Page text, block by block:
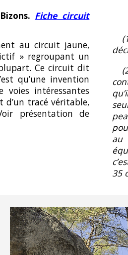
Fiche circuit
au circuit jaune,
» regroupant un
Ce circuit dit
qu’une invention
voies intéressantes
d’un tracé véritable,
présentation de
au
35